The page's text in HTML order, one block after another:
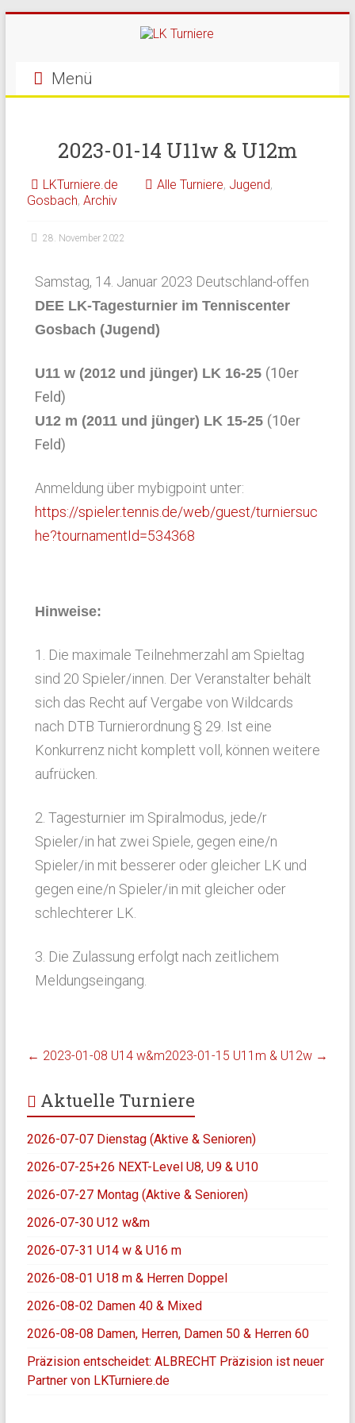
Menü
2023-01-14 U11w & U12m
LKTurniere.de Alle Turniere, Jugend,
Gosbach, Archiv
28. November 2022
Samstag, 14. Januar 2023 Deutschland-offen
DEE LK-Tagesturnier im Tenniscenter
Gosbach (Jugend)
U11 w (2012 und jünger) LK 16-25 (10er
Feld)
U12 m (2011 und jünger) LK 15-25 (10er
Feld)
Anmeldung über mybigpoint unter:
https://spieler.tennis.de/web/guest/turniersuc
he?tournamentId=534368
Hinweise:
1. Die maximale Teilnehmerzahl am Spieltag
sind 20 Spieler/innen. Der Veranstalter behält
sich das Recht auf Vergabe von Wildcards
nach DTB Turnierordnung § 29. Ist eine
Konkurrenz nicht komplett voll, können weitere
aufrücken.
2. Tagesturnier im Spiralmodus, jede/r
Spieler/in hat zwei Spiele, gegen eine/n
Spieler/in mit besserer oder gleicher LK und
gegen eine/n Spieler/in mit gleicher oder
schlechterer LK.
3. Die Zulassung erfolgt nach zeitlichem
Meldungseingang.
← 2023-01-08 U14 w&m2023-01-15 U11m & U12w →
Aktuelle Turniere
2026-07-07 Dienstag (Aktive & Senioren)
2026-07-25+26 NEXT-Level U8, U9 & U10
2026-07-27 Montag (Aktive & Senioren)
2026-07-30 U12 w&m
2026-07-31 U14 w & U16 m
2026-08-01 U18 m & Herren Doppel
2026-08-02 Damen 40 & Mixed
2026-08-08 Damen, Herren, Damen 50 & Herren 60
Präzision entscheidet: ALBRECHT Präzision ist neuer
Partner von LKTurniere.de